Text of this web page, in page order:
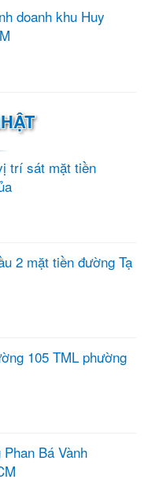
doanh khu Huy
trí sát mặt tiền
2 mặt tiền đường Tạ
105 TML phường
Bá Vành